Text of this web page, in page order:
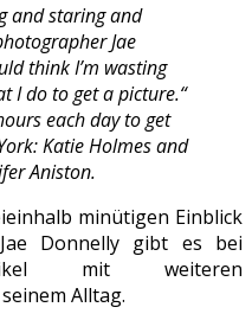
and staring and
Jae
think I’m wasting
I do to get a picture.“
each day to get
Katie Holmes and
Aniston.
minütigen Einblick
Donnelly gibt es bei
mit weiteren
Alltag.